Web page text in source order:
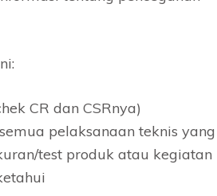
CR dan CSRnya)
pelaksanaan teknis yang
test produk atau kegiatan